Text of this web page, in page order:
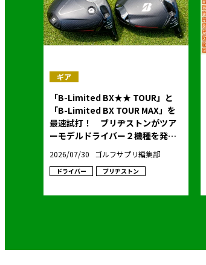
ギア
「B-Limited BX★★ TOUR」と
「B-Limited BX TOUR MAX」を
最速試打！ ブリヂストンがツア
ーモデルドライバー２機種を発
2026/07/30 ゴルフサプリ編集部
ドライバー ブリヂストン